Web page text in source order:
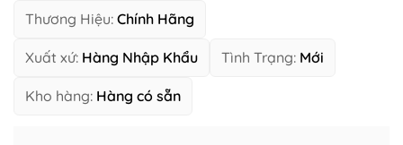
Thương Hiệu: Chính Hãng
Xuất xứ: Hàng Nhập Khẩu Tình Trạng: Mới
Kho hàng: Hàng có sẵn